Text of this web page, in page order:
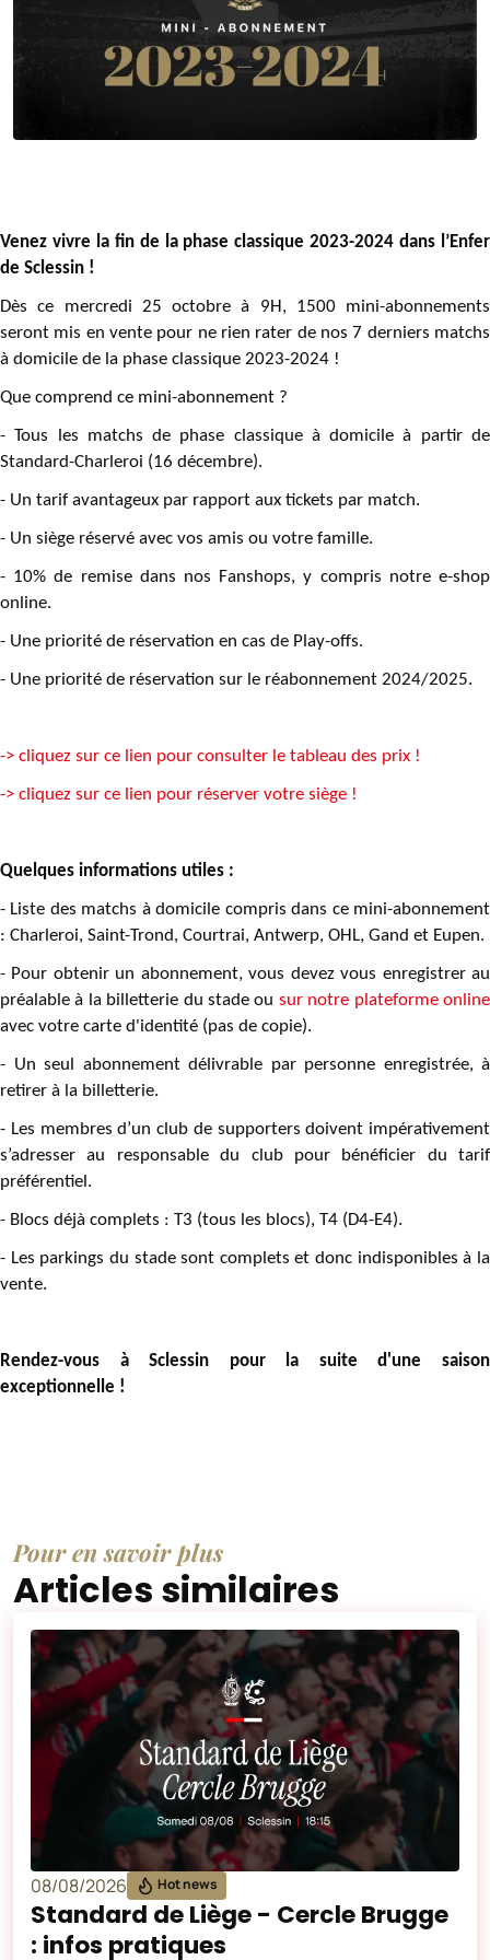
Venez vivre la fin de la phase classique 2023-2024 dans l’Enfer
de Sclessin !
Dès ce mercredi 25 octobre à 9H, 1500 mini-abonnements
seront mis en vente pour ne rien rater de nos 7 derniers matchs
à domicile de la phase classique 2023-2024 !
Que comprend ce mini-abonnement ?
- Tous les matchs de phase classique à domicile à partir de
Standard-Charleroi (16 décembre).
- Un tarif avantageux par rapport aux tickets par match.
- Un siège réservé avec vos amis ou votre famille.
- 10% de remise dans nos Fanshops, y compris notre e-shop
online.
- Une priorité de réservation en cas de Play-offs.
- Une priorité de réservation sur le réabonnement 2024/2025.
-> cliquez sur ce lien pour consulter le tableau des prix !
-> cliquez sur ce lien pour réserver votre siège !
Quelques informations utiles :
- Liste des matchs à domicile compris dans ce mini-abonnement
: Charleroi, Saint-Trond, Courtrai, Antwerp, OHL, Gand et Eupen.
- Pour obtenir un abonnement, vous devez vous enregistrer au
préalable à la billetterie du stade ou sur notre plateforme online
avec votre carte d'identité (pas de copie).
- Un seul abonnement délivrable par personne enregistrée, à
retirer à la billetterie.
- Les membres d’un club de supporters doivent impérativement
s’adresser au responsable du club pour bénéficier du tarif
préférentiel.
- Blocs déjà complets : T3 (tous les blocs), T4 (D4-E4).
- Les parkings du stade sont complets et donc indisponibles à la
vente.
Rendez-vous à Sclessin pour la suite d'une saison
exceptionnelle !
Pour en savoir plus
Articles similaires
08/08/2026 Hot news
Standard de Liège - Cercle Brugge
: infos pratiques